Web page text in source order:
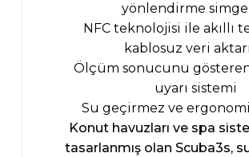
yönlendirme
NFC teknolojisi ile akıllı
kablosuz veri
Ölçüm sonucunu gösteren
uyarı sistemi
Su geçirmez ve
Konut havuzları ve spa
tasarlanmış olan Scuba3s,